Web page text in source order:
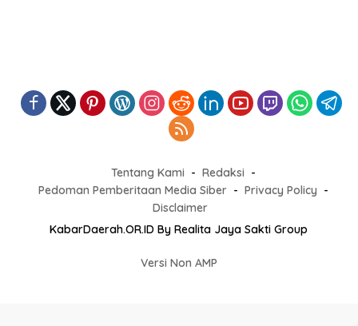
Tentang Kami
Redaksi
Pedoman Pemberitaan Media Siber
Privacy Policy
Disclaimer
KabarDaerah.OR.ID By Realita Jaya Sakti Group
Versi Non AMP